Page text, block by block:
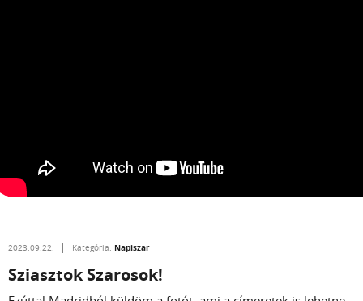
2023.09.22. Kategória: Napiszar
Sziasztok Szarosok!